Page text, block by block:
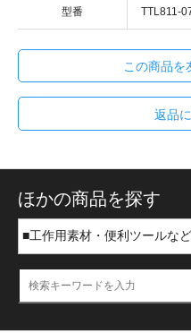
型番 TTL811-
この商品を
返品
ほかの商品を探す